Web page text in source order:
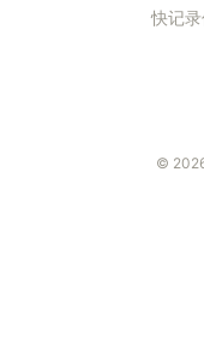
快记录
©